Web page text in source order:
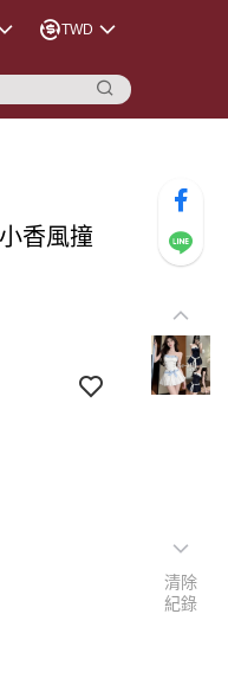
TWD
香風撞
清除
紀錄